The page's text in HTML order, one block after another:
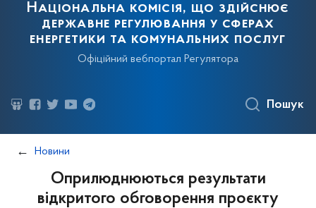
Національна комісія, що здійснює
державне регулювання у сферах
енергетики та комунальних послуг
Офіційний вебпортал Регулятора
Пошук
Новини
Оприлюднюються результати
відкритого обговорення проєкту